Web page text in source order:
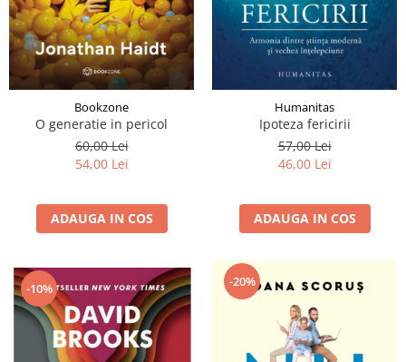
Bookzone
O generatie in pericol
60,00 Lei
54,00 Lei
ADAUGA IN COS
Humanitas
Ipoteza fericirii
57,00 Lei
46,00 Lei
ADAUGA IN COS
-10% -20%